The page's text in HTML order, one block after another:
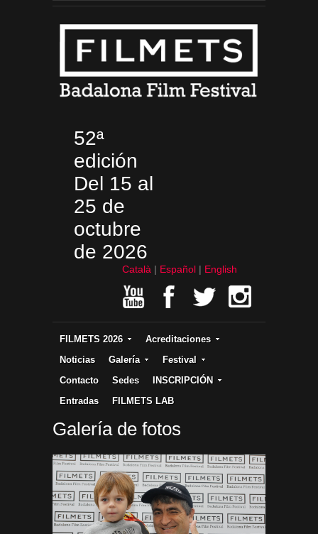
52ª
edición
Del 15 al
25 de
octubre
de 2026
Català Español English
FILMETS 2026
Acreditaciones
Noticias
Galería
Festival
Contacto
Sedes
INSCRIPCIÓN
Entradas
FILMETS LAB
Galería de fotos